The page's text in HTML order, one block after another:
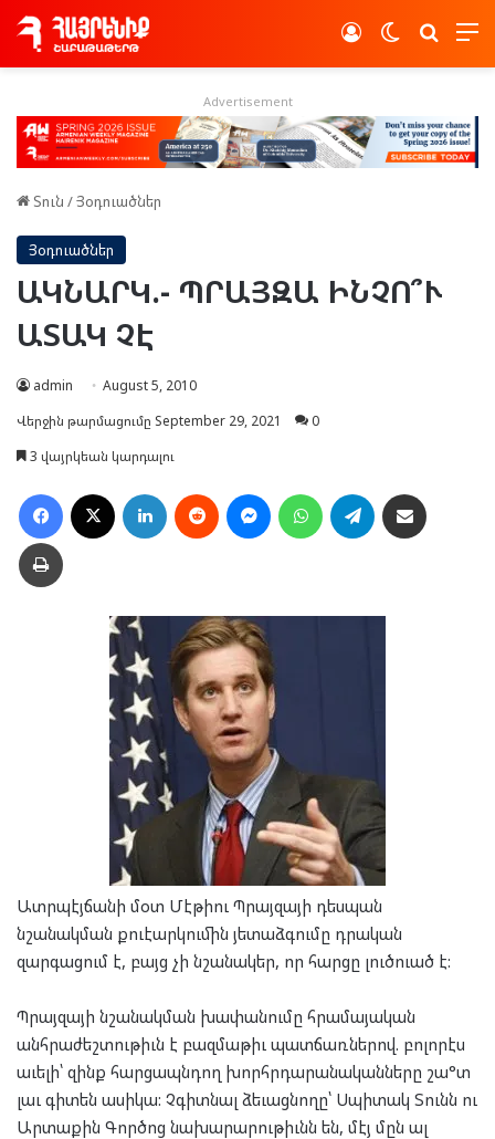
Switch skin
Log In
Advertisement
Տուն /Յօդուածներ
Յօդուածներ
ԱԿՆԱՐԿ.- ՊՐԱՅԶԱ ԻՆՉՈ՞Ւ
ԱՏԱԿ ՉԷ
admin
August 5, 2010
Վերջին թարմացումը September 29, 2021
0
3 վայրկեան կարդալու
Facebook LinkedIn Reddit MessengerWhatsAppTelegram
Տպել
Ատրպէյճանի մօտ Մէթիու Պրայզայի դեսպան
նշանակման քուէարկումին յետաձգումը դրական
զարգացում է, բայց չի նշանակեր, որ հարցը լուծուած է:
Պրայզայի նշանակման խափանումը հրամայական
անհրաժեշտութիւն է բազմաթիւ պատճառներով. բոլորէս
աւելի՝ զինք հարցապնդող խորհրդարանականները շա°տ
լաւ գիտեն ասիկա: Չգիտնալ ձեւացնողը՝ Սպիտակ Տունն ու
Արտաքին Գործոց նախարարութիւնն են, մէյ մըն ալ